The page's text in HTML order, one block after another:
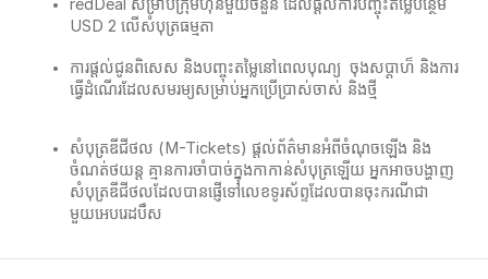
redDeal សម្រាប់ក្រុមហ៊ុនមួយចំនួន ដែលផ្តល់ការបញ្ចុះតម្លៃបន្ថែម
USD 2 លើសំបុត្រធម្មតា
ការផ្តល់ជូនពិសេស និងបញ្ចុះតម្លៃនៅពេលបុណ្យ ​ ចុងសប្ដាហ៏ និងការ
ធ្វើដំណើរដែលសមរម្យសម្រាប់អ្នកប្រើប្រាស់ចាស់ និងថ្មី
សំបុត្រឌីជីថល (M-Tickets) ផ្តល់ព័ត៌មានអំពីចំណុចឡើង និង
ចំណត់ថយន្ត គ្មានការចាំបាច់ក្នុងកាកាន់សំបុត្រឡើយ​ អ្នកអាចបង្ហាញ
សំបុត្រឌីជីថលដែលបានផ្ញើទៅលេខទូរស័ព្ទដែលបានចុះករណីជា
មួយអេបរេដបឹស